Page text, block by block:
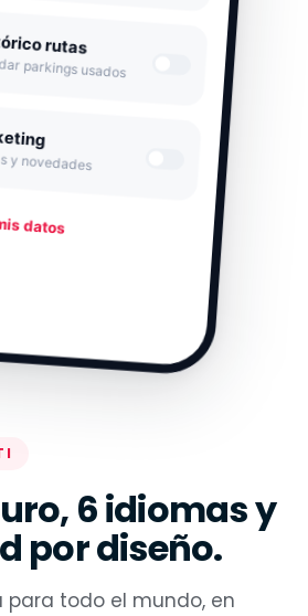
6 idiomas y
por diseño.
para todo el mundo, en